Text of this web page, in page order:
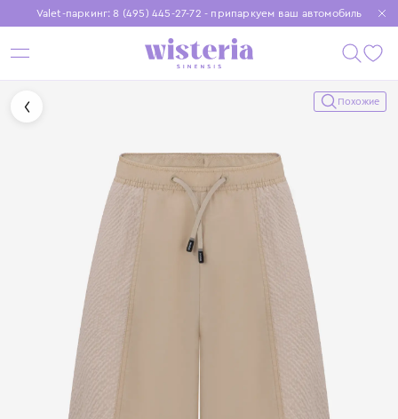
Valet-паркинг: 8 (495) 445-27-72 - припаркуем ваш автомобиль
Бесплатная доставка при заказе от 15 000 ₽
Установите приложение, чтобы покупки были еще удобнее
Похожие